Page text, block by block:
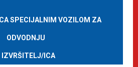
SPECIJALNIM VOZILOM ZA
ODVODNJU
IZVRŠITELJ/ICA